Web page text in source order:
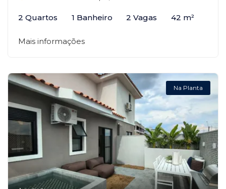
2 Quartos 1 Banheiro 2 Vagas 42 m²
Mais informações
Na Planta